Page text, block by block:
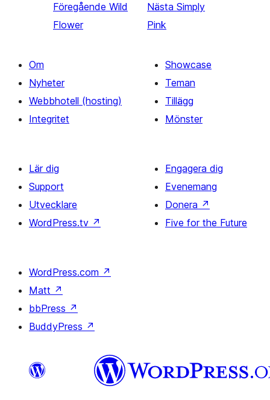
Föregående Wild
Flower
Nästa Simply
Pink
Om
Nyheter
Webbhotell (hosting)
Integritet
Showcase
Teman
Tillägg
Mönster
Lär dig
Support
Utvecklare
WordPress.tv ↗
Engagera dig
Evenemang
Donera ↗
Five for the Future
WordPress.com ↗
Matt ↗
bbPress ↗
BuddyPress ↗